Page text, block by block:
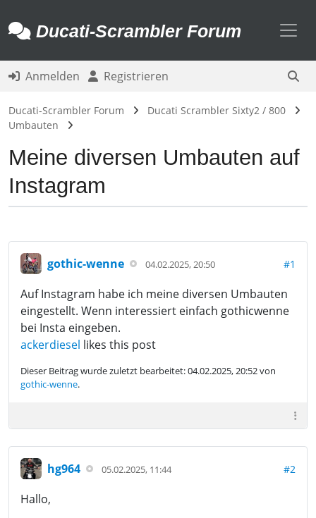
Ducati-Scrambler Forum
Anmelden Registrieren
Ducati-Scrambler Forum
Ducati Scrambler Sixty2 / 800
Umbauten
Meine diversen Umbauten auf
Instagram
gothic-wenne 04.02.2025, 20:50 #1
Auf Instagram habe ich meine diversen Umbauten
eingestellt. Wenn interessiert einfach gothicwenne
bei Insta eingeben.
ackerdiesel likes this post
Dieser Beitrag wurde zuletzt bearbeitet: 04.02.2025, 20:52 von
gothic-wenne.
hg964 05.02.2025, 11:44 #2
Hallo,